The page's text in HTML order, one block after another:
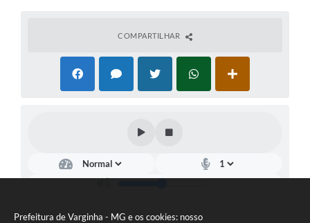
Prefeitura de Varginha - MG e os cookies: nosso
COMPARTILHAR